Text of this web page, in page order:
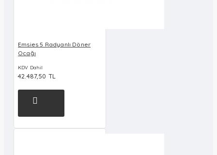
Emsies 5 Radyanlı Döner
Ocağı
KDV Dahil
42.487,50 TL